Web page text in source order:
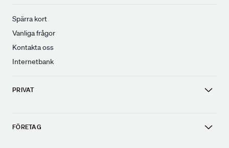
Spärra kort
Vanliga frågor
Kontakta oss
Internetbank
PRIVAT
FÖRETAG